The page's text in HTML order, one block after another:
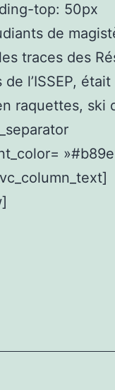
top: 50px
de
traces des
l’ISSEP,
raquettes, ski